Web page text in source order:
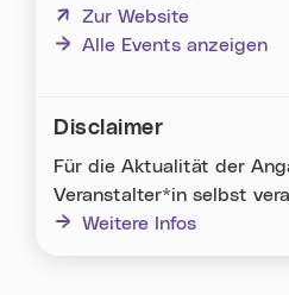
Zur Website
(neues Fenster)
Alle Events anzeigen
Disclaimer
Für die Aktualität der
Veranstalter*in selbst
Weitere Infos